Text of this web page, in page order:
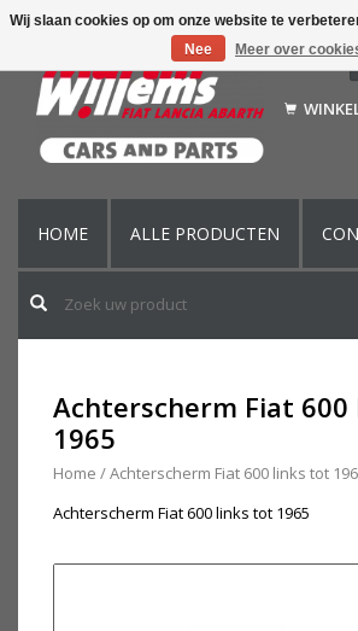
HOME ALLE PRODUCTEN
Achterscherm Fiat
1965
Home /Achterscherm Fiat 600 links tot
Achterscherm Fiat 600 links tot 1965
Wij slaan cookies op om onze website te
Nee
Meer over